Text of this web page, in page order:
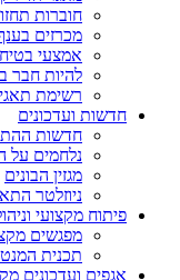
חוברות
מכרזים
אמצעי
להיות חבר
רשימת
חדשות ועדכונים
חדשות
נלחמים על
מגזין הבונים
ניוזלטר
פיתוח מקצועי
מפגשים
תכנית
אגפים ועדכונים